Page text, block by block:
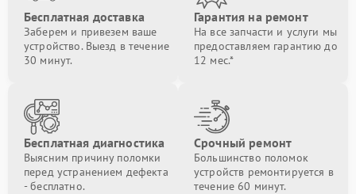
Бесплатная доставка
Заберем и привезем ваше
устройство. Выезд в течение
30 минут.
Гарантия на ремонт
На все запчасти и услуги мы
предоставляем гарантию до
12 мес.*
Бесплатная диагностика
Выясним причину поломки
перед устранением дефекта
- бесплатно.
Срочный ремонт
Большинство поломок
устройств ремонтируется в
течение 60 минут.